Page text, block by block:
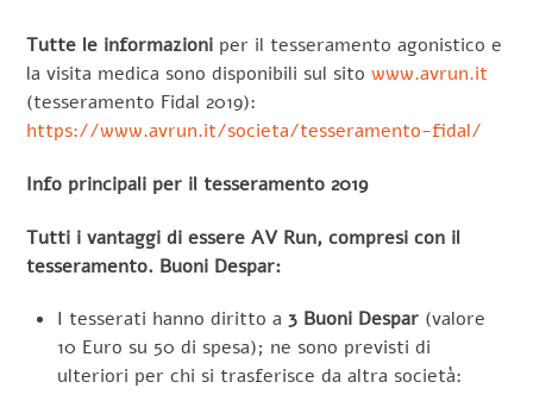
Tutte le informazioni per il tesseramento agonistico e
la visita medica sono disponibili sul sitowww.avrun.it
(tesseramento Fidal 2019):
https://www.avrun.it/societa/tesseramento-fidal/
Info principali per il tesseramento 2019
Tutti i vantaggi di essere AV Run, compresi con il
tesseramento. Buoni Despar:
I tesserati hanno diritto a 3 Buoni Despar (valore
10 Euro su 50 di spesa); ne sono previsti di
ulteriori per chi si trasferisce da altra società: